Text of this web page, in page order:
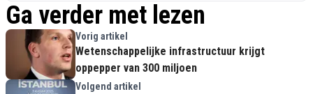
Ga verder met lezen
Vorig artikel
Wetenschappelijke infrastructuur krijgt
oppepper van 300 miljoen
Volgend artikel